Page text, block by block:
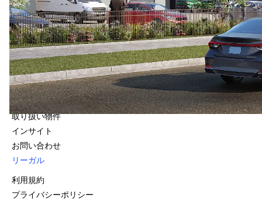
お問い合わせ
Level 16, 25 Bligh Street
Sydney, NSW 2000
1800 966 021
クイック・リンク
会社情報
ファンド
取り扱い物件
インサイト
お問い合わせ
リーガル
利用規約
プライバシーポリシー